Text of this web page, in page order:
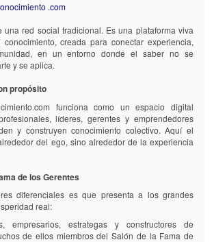
.com
una red social tradicional. Es una plataforma viva
creada para conectar experiencia,
en un entorno donde el saber no se
y se aplica.
propósito
funciona como un espacio digital
líderes, gerentes y emprendedores
y construyen conocimiento colectivo. Aquí el
del ego, sino alrededor de la experiencia
de los Gerentes
diferenciales es que presenta a los grandes
real:
empresarios, estrategas y constructores de
de ellos miembros del Salón de la Fama de